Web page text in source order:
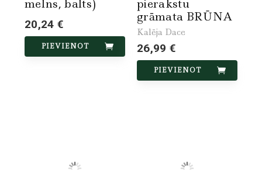
melns, balts)
20,24 €
PIEVIENOT
pierakstu
grāmata BRŪNA
Kalēja Dace
26,99 €
PIEVIENOT